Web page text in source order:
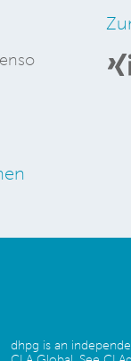
dhpg is an